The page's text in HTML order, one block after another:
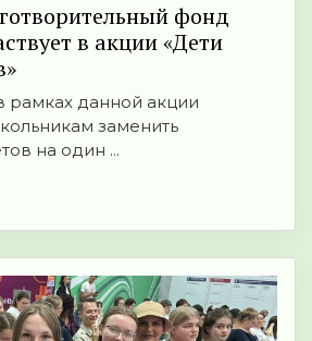
фонд
в акции «Дети
рамках данной акции
заменить
на один ...